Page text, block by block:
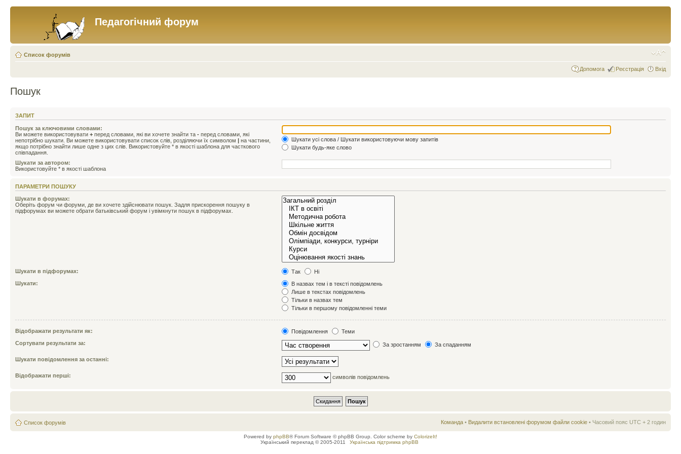
Педагогічний форум
Список форумів
Допомога Реєстрація Вхід
Пошук
ЗАПИТ
Пошук за ключовими словами:
Ви можете використовувати + перед словами, які ви хочете знайти та - перед словами, які
непотрібно шукати. Ви можете використовувати список слів, розділяючи їх символом | на частини,
якщо потрібно знайти лише одне з цих слів. Використовуйте * в якості шаблона для часткового
співпадання.
Шукати усі слова / Шукати використовуючи мову запитів
Шукати будь-яке слово
Шукати за автором:
Використовуйте * в якості шаблона
ПАРАМЕТРИ ПОШУКУ
Шукати в форумах:
Оберіть форум чи форуми, де ви хочете здійснювати пошук. Задля прискорення пошуку в
підфорумах ви можете обрати батьківський форум і увімкнути пошук в підфорумах.
Шукати в підфорумах: Так
Ні
Шукати:
В назвах тем і в тексті повідомлень
Лише в текстах повідомлень
Тільки в назвах тем
Тільки в першому повідомленні теми
Відображати результати як: Повідомлення
Теми
Сортувати результати за:
За зростанням За спаданням
Шукати повідомлення за останні:
Відображати перші: символів повідомлень
Список форумів Команда • Видалити встановлені форумом файли cookie • Часовий пояс UTC + 2 годин
Powered by phpBB® Forum Software © phpBB Group. Color scheme by ColorizeIt!
Український переклад © 2005-2011
Українська підтримка phpBB